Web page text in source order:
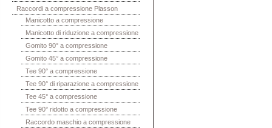
Raccordi a compressione Plasson
Manicotto a compressione
Manicotto di riduzione a compressione
Gomito 90° a compressione
Gomito 45° a compressione
Tee 90° a compressione
Tee 90° di riparazione a compressione
Tee 45° a compressione
Tee 90° ridotto a compressione
Raccordo maschio a compressione